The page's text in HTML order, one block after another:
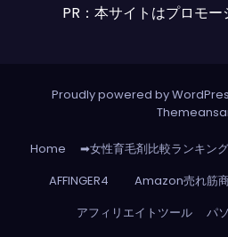
PR：本サイトはプロモ
Proudly powered by
Home ➡女性育毛剤比較ランキング
AFFINGER4
Amazon売れ筋
アフィリエイトツール
パ